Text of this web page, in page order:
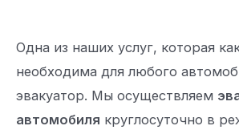
Одна из наших услуг, которая
необходима для любого
эвакуатор. Мы осуществляем
автомобиля круглосуточно в